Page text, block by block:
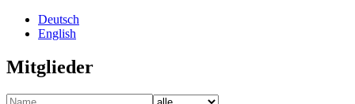
Deutsch
English
Mitglieder